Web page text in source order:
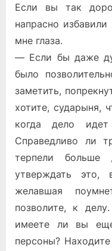
Если вы так
напрасно
мне глаза.
— Если бы даже
было
заметить,
хотите, сударыня,
когда дело
Справедливо ли
терпели
утверждать
желавшая
позволите, к
имеете ли вы
персоны?